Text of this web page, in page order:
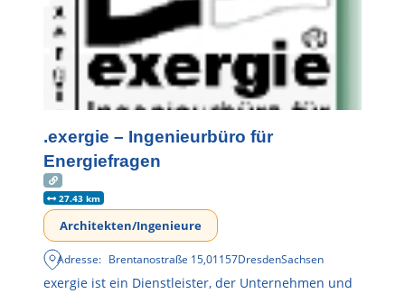
.exergie – Ingenieurbüro für
Energiefragen
27.43 km
Architekten/Ingenieure
Adresse: Brentanostraße 15,01157DresdenSachsen
exergie ist ein Dienstleister, der Unternehmen und